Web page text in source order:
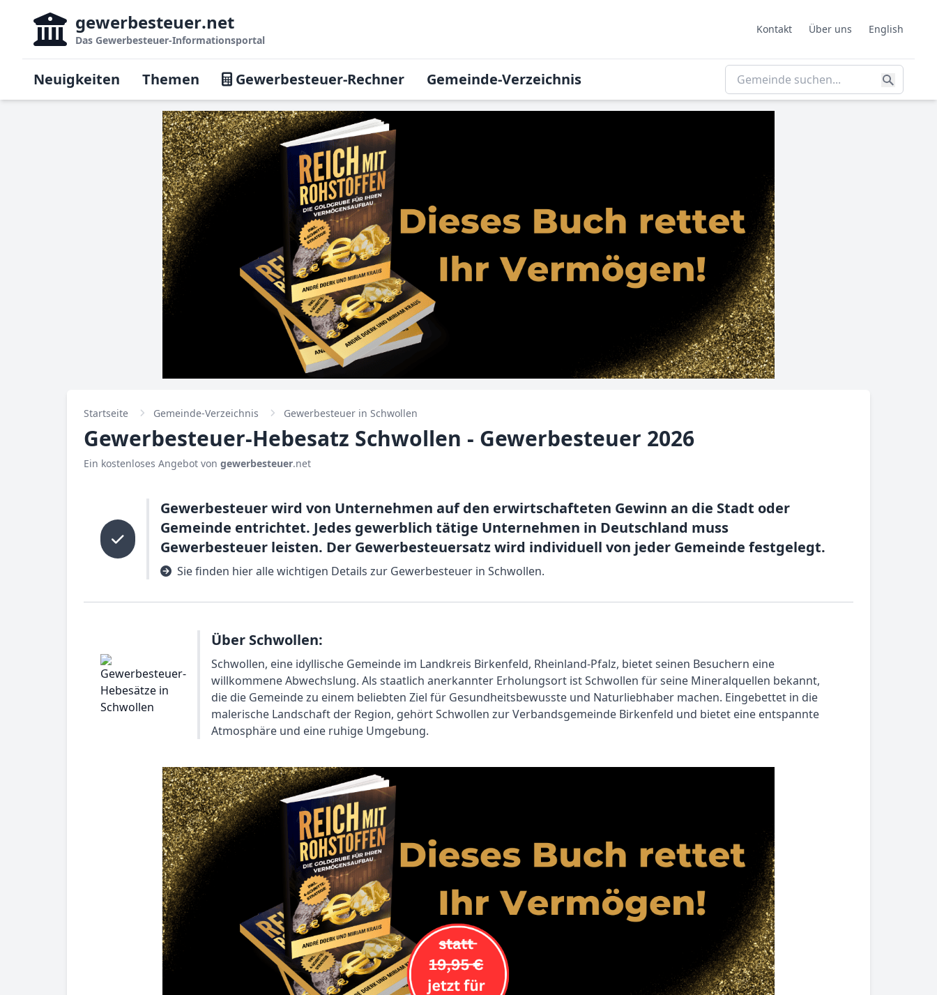
gewerbesteuer.net
Das Gewerbesteuer-Informationsportal
Kontakt Über uns English
Neuigkeiten Themen Gewerbesteuer-Rechner Gemeinde-Verzeichnis
Startseite Gemeinde-Verzeichnis Gewerbesteuer in Schwollen
Gewerbesteuer-Hebesatz Schwollen - Gewerbesteuer 2026
Ein kostenloses Angebot von gewerbesteuer.net
Gewerbesteuer wird von Unternehmen auf den erwirtschafteten Gewinn an die Stadt oder
Gemeinde entrichtet. Jedes gewerblich tätige Unternehmen in Deutschland muss
Gewerbesteuer leisten. Der Gewerbesteuersatz wird individuell von jeder Gemeinde festgelegt.
Sie finden hier alle wichtigen Details zur Gewerbesteuer in Schwollen.
Über Schwollen:
Schwollen, eine idyllische Gemeinde im Landkreis Birkenfeld, Rheinland-Pfalz, bietet seinen Besuchern eine
willkommene Abwechslung. Als staatlich anerkannter Erholungsort ist Schwollen für seine Mineralquellen bekannt,
die die Gemeinde zu einem beliebten Ziel für Gesundheitsbewusste und Naturliebhaber machen. Eingebettet in die
malerische Landschaft der Region, gehört Schwollen zur Verbandsgemeinde Birkenfeld und bietet eine entspannte
Atmosphäre und eine ruhige Umgebung.